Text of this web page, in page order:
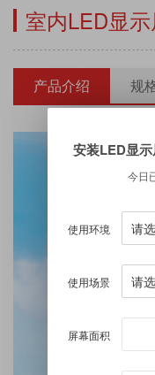
室内LED显
产品介绍 规
安装LED显
今日
使用环境
使用场景
屏幕面积